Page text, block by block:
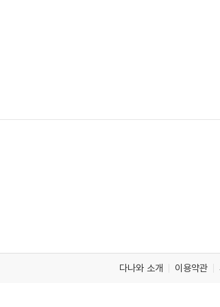
다나와 소개 이용약관